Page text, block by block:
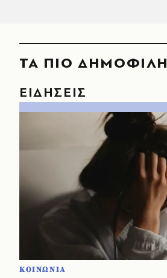
ΤΑ ΠΙΟ ΔΗΜΟΦΙΛΗ
ΕΙΔΗΣΕΙΣ
ΚΟΙΝΩΝΙΑ